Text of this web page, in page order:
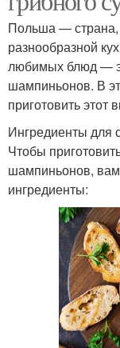
Польша — страна,
разнообразной
любимых блюд —
шампиньонов. В
приготовить этот
Ингредиенты для
Чтобы
шампиньонов,
ингредиенты: